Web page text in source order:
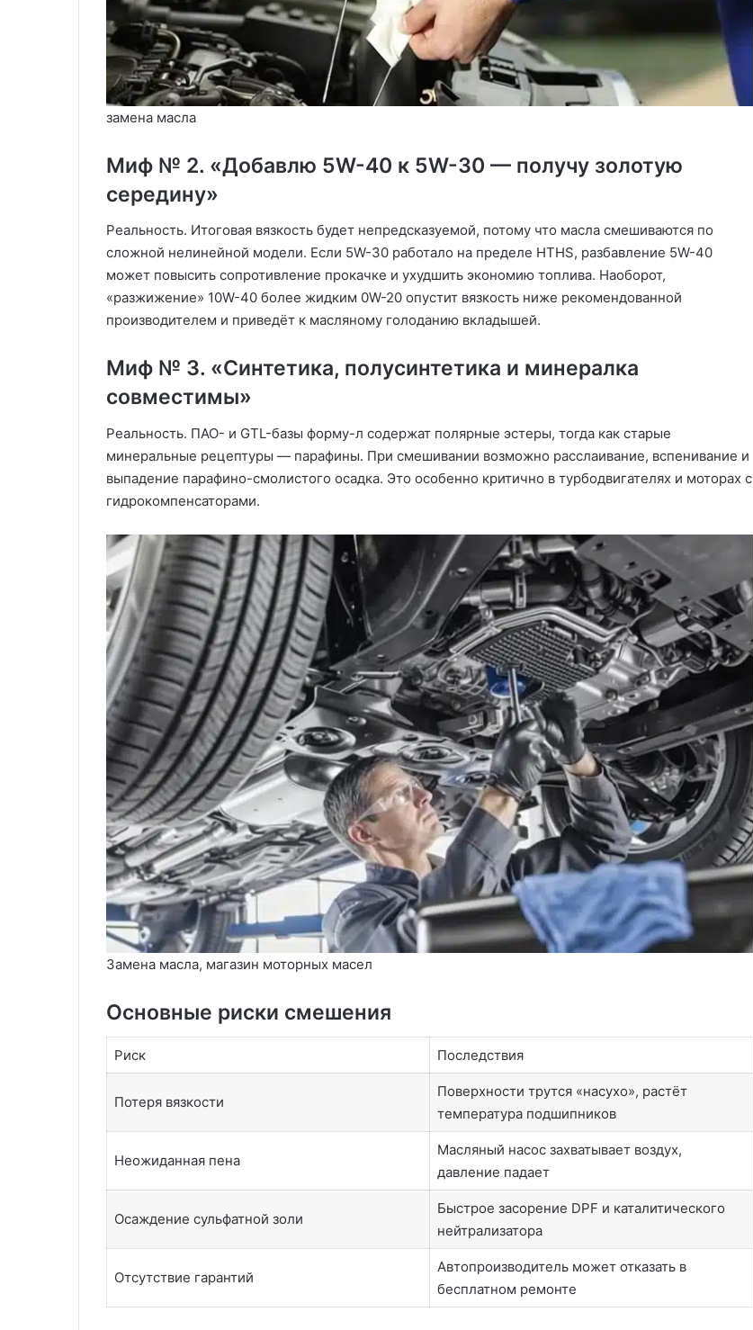
замена масла
Миф № 2. «Добавлю 5W-40 к 5W-30 — получу золотую
середину»
Реальность. Итоговая вязкость будет непредсказуемой, потому что масла смешиваются по
сложной нелинейной модели. Если 5W-30 работало на пределе HTHS, разбавление 5W-40
может повысить сопротивление прокачке и ухудшить экономию топлива. Наоборот,
«разжижение» 10W-40 более жидким 0W-20 опустит вязкость ниже рекомендованной
производителем и приведёт к масляному голоданию вкладышей.
Миф № 3. «Синтетика, полусинтетика и минералка
совместимы»
Реальность. ПАО- и GTL-базы форму-л содержат полярные эстеры, тогда как старые
минеральные рецептуры — парафины. При смешивании возможно расслаивание, вспенивание и
выпадение парафино-смолистого осадка. Это особенно критично в турбодвигателях и моторах с
гидрокомпенсаторами.
Замена масла, магазин моторных масел
Основные риски смешения
Риск Последствия
Потеря вязкости
Поверхности трутся «насухо», растёт
температура подшипников
Неожиданная пена
Масляный насос захватывает воздух,
давление падает
Осаждение сульфатной золи
Быстрое засорение DPF и каталитического
нейтрализатора
Отсутствие гарантий
Автопроизводитель может отказать в
бесплатном ремонте